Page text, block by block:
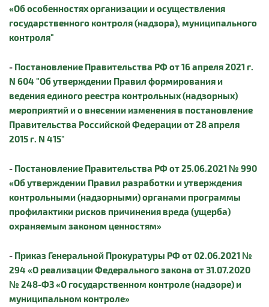
«Об особенностях организации и осуществления
государственного контроля (надзора), муниципального
контроля"
- Постановление Правительства РФ от 16 апреля 2021 г.
N 604 "Об утверждении Правил формирования и
ведения единого реестра контрольных (надзорных)
мероприятий и о внесении изменения в постановление
Правительства Российской Федерации от 28 апреля
2015 г. N 415"
- Постановление Правительства РФ от 25.06.2021 № 990
«Об утверждении Правил разработки и утверждения
контрольными (надзорными) органами программы
профилактики рисков причинения вреда (ущерба)
охраняемым законом ценностям»
- Приказ Генеральной Прокуратуры РФ от 02.06.2021 №
294 «О реализации Федерального закона от 31.07.2020
№ 248-ФЗ «О государственном контроле (надзоре) и
муниципальном контроле»